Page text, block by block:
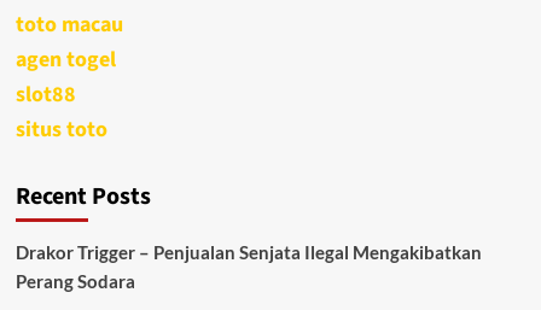
toto macau
agen togel
slot88
situs toto
Recent Posts
Drakor Trigger – Penjualan Senjata Ilegal Mengakibatkan
Perang Sodara